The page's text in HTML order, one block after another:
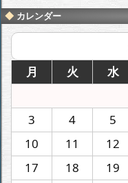
カレンダー
月 火 水
3
4 5
10
11 12
17
18 19